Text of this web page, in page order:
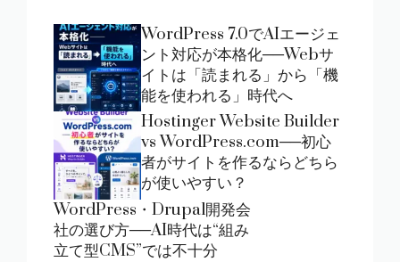
WordPress 7.0でAIエージェ
ント対応が本格化──Webサ
イトは「読まれる」から「機
能を使われる」時代へ
Hostinger Website Builder
vs WordPress.com──初心
者がサイトを作るならどちら
が使いやすい？
WordPress・Drupal開発会
社の選び方──AI時代は“組み
立て型CMS”では不十分